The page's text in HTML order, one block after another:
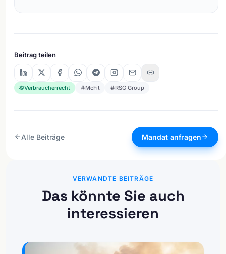
Beitrag teilen
Verbraucherrecht McFit RSG Group
Alle Beiträge Mandat anfragen
VERWANDTE BEITRÄGE
Das könnte Sie auch
interessieren